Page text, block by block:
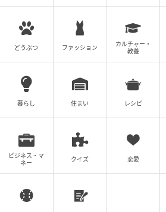
牛・豚・鶏の3種の肉がボリュー
焼きロメインとともにピタパン
どうぶつ ファッション
カルチャー・
教養
暮らし 住まい レシピ
ビジネス・マ
ネー
クイズ 恋愛